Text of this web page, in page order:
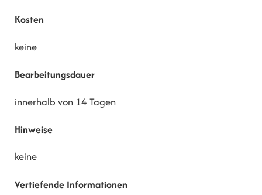
Kosten
keine
Bearbeitungsdauer
innerhalb von 14 Tagen
Hinweise
keine
Vertiefende Informationen